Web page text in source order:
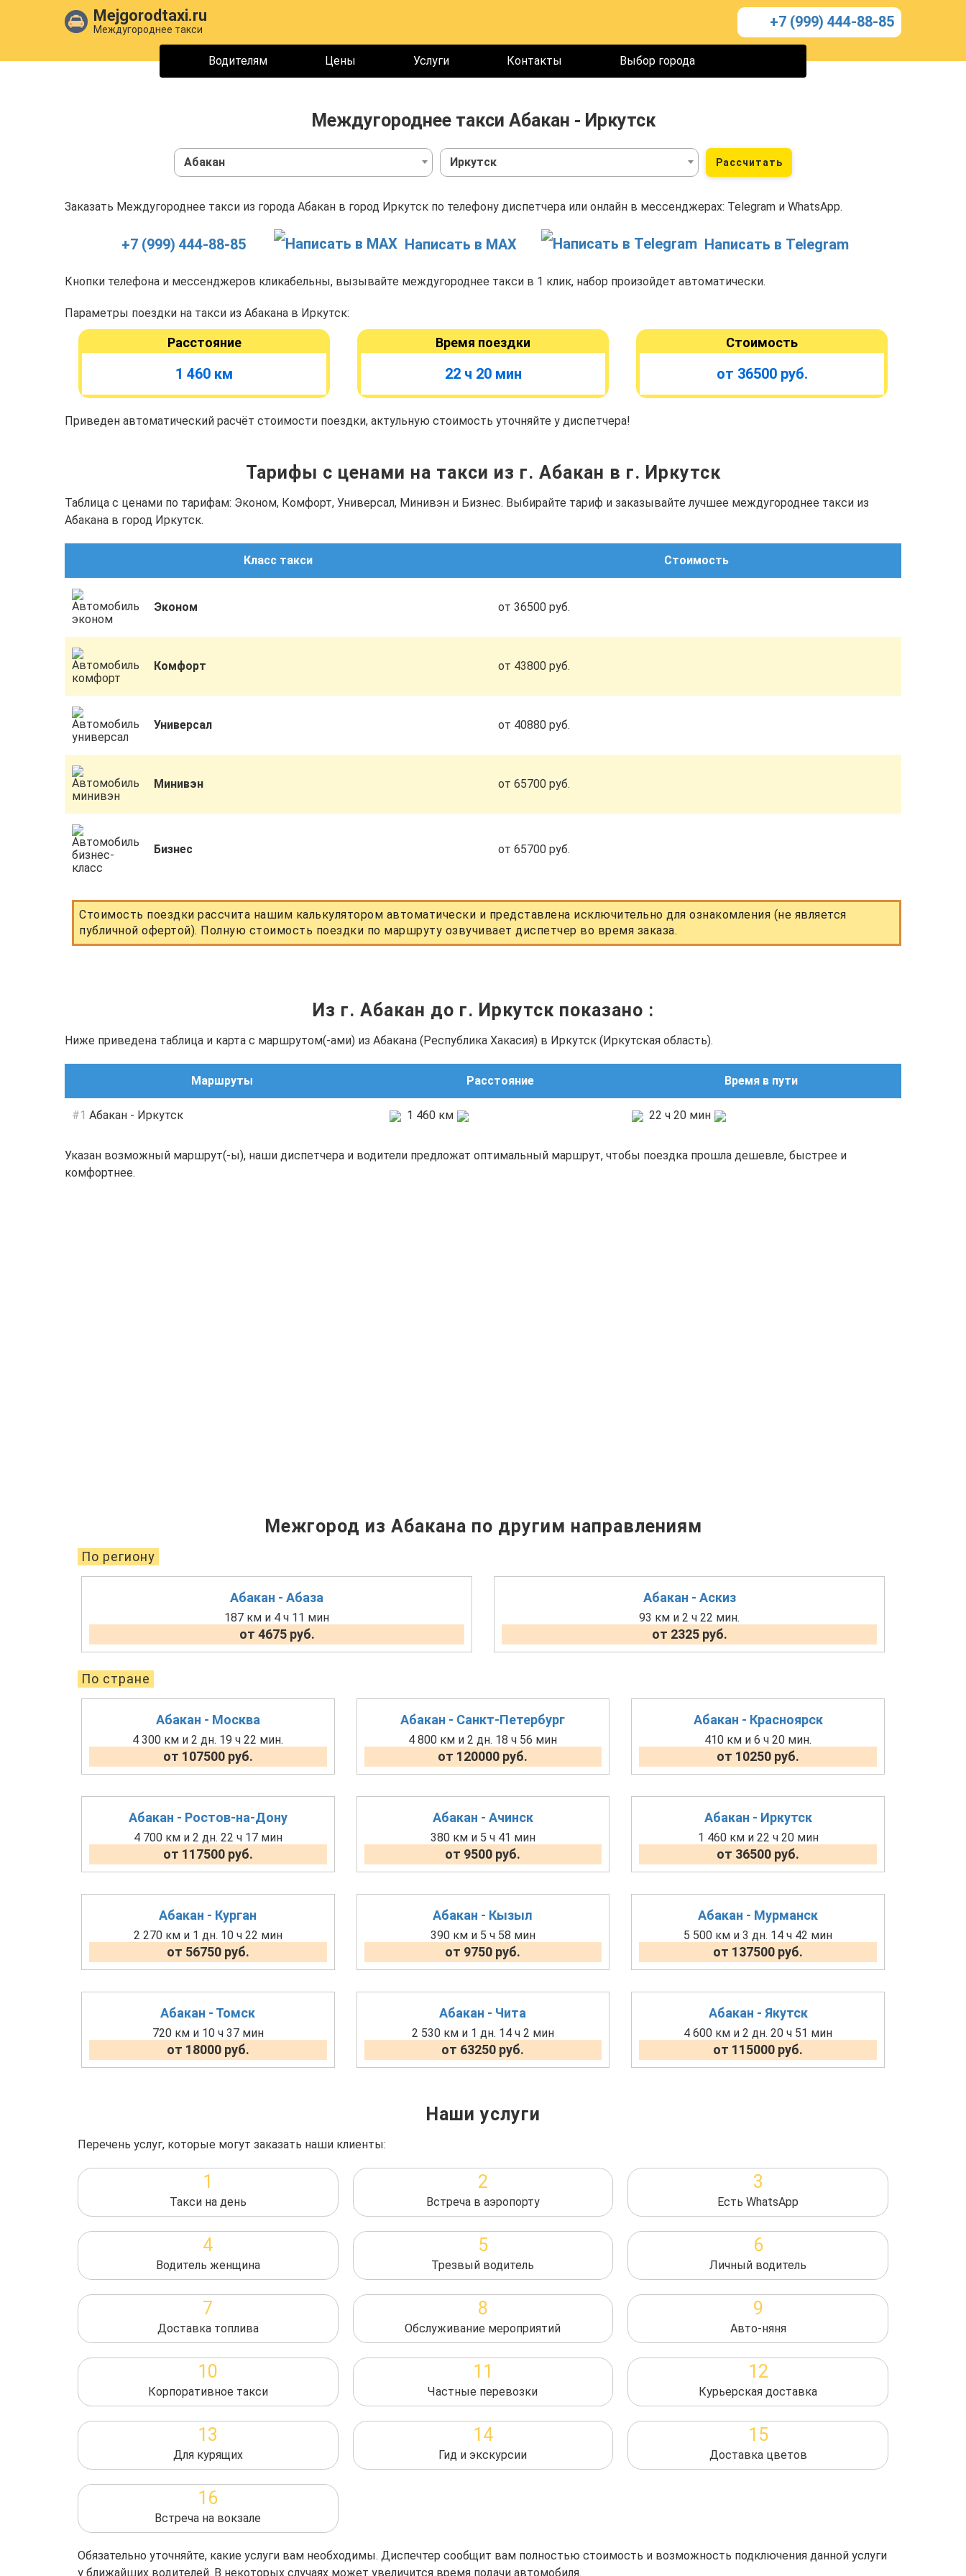
Mejgorodtaxi.ru
Междугороднее такси +7 (999) 444-88-85
Водителям Цены Услуги Контакты Выбор города
Междугороднее такси Абакан - Иркутск
Абакан Иркутск Рассчитать
Заказать Междугороднее такси из города Абакан в город Иркутск по телефону диспетчера или онлайн в мессенджерах: Telegram и WhatsApp.
+7 (999) 444-88-85 Написать в MAX Написать в Telegram
Кнопки телефона и мессенджеров кликабельны, вызывайте междугороднее такси в 1 клик, набор произойдет автоматически.
Параметры поездки на такси из Абакана в Иркутск:
Расстояние
1 460 км
Время поездки
22 ч 20 мин
Стоимость
от 36500 руб.
Приведен автоматический расчёт стоимости поездки, актульную стоимость уточняйте у диспетчера!
Тарифы с ценами на такси из г. Абакан в г. Иркутск
Таблица с ценами по тарифам: Эконом, Комфорт, Универсал, Минивэн и Бизнес. Выбирайте тариф и заказывайте лучшее междугороднее такси из
Абакана в город Иркутск.
Класс такси Стоимость
Эконом от 36500 руб.
Комфорт от 43800 руб.
Универсал от 40880 руб.
Минивэн от 65700 руб.
Бизнес от 65700 руб.
Стоимость поездки рассчита нашим калькулятором автоматически и представлена исключительно для ознакомления (не является
публичной офертой). Полную стоимость поездки по маршруту озвучивает диспетчер во время заказа.
Из г. Абакан до г. Иркутск показано :
Ниже приведена таблица и карта с маршрутом(-ами) из Абакана (Республика Хакасия) в Иркутск (Иркутская область).
Маршруты Расстояние Время в пути
#1 Абакан - Иркутск 1 460 км 22 ч 20 мин
Указан возможный маршрут(-ы), наши диспетчера и водители предложат оптимальный маршрут, чтобы поездка прошла дешевле, быстрее и
комфортнее.
Межгород из Абакана по другим направлениям
По региону
Абакан - Абаза
187 км и 4 ч 11 мин
от 4675 руб.
Абакан - Аскиз
93 км и 2 ч 22 мин.
от 2325 руб.
По стране
Абакан - Москва
4 300 км и 2 дн. 19 ч 22 мин.
от 107500 руб.
Абакан - Санкт-Петербург
4 800 км и 2 дн. 18 ч 56 мин
от 120000 руб.
Абакан - Красноярск
410 км и 6 ч 20 мин.
от 10250 руб.
Абакан - Ростов-на-Дону
4 700 км и 2 дн. 22 ч 17 мин
от 117500 руб.
Абакан - Ачинск
380 км и 5 ч 41 мин
от 9500 руб.
Абакан - Иркутск
1 460 км и 22 ч 20 мин
от 36500 руб.
Абакан - Курган
2 270 км и 1 дн. 10 ч 22 мин
от 56750 руб.
Абакан - Кызыл
390 км и 5 ч 58 мин
от 9750 руб.
Абакан - Мурманск
5 500 км и 3 дн. 14 ч 42 мин
от 137500 руб.
Абакан - Томск
720 км и 10 ч 37 мин
от 18000 руб.
Абакан - Чита
2 530 км и 1 дн. 14 ч 2 мин
от 63250 руб.
Абакан - Якутск
4 600 км и 2 дн. 20 ч 51 мин
от 115000 руб.
Наши услуги
Перечень услуг, которые могут заказать наши клиенты:
1
Такси на день
2
Встреча в аэропорту
3
Есть WhatsApp
4
Водитель женщина
5
Трезвый водитель
6
Личный водитель
7
Доставка топлива
8
Обслуживание мероприятий
9
Авто-няня
10
Корпоративное такси
11
Частные перевозки
12
Курьерская доставка
13
Для курящих
14
Гид и экскурсии
15
Доставка цветов
16
Встреча на вокзале
Обязательно уточняйте, какие услуги вам необходимы. Диспечтер сообщит вам полностью стоимость и возможность подключения данной услуги
у ближайших водителей. В некоторых случаях может увеличится время подачи автомобиля.